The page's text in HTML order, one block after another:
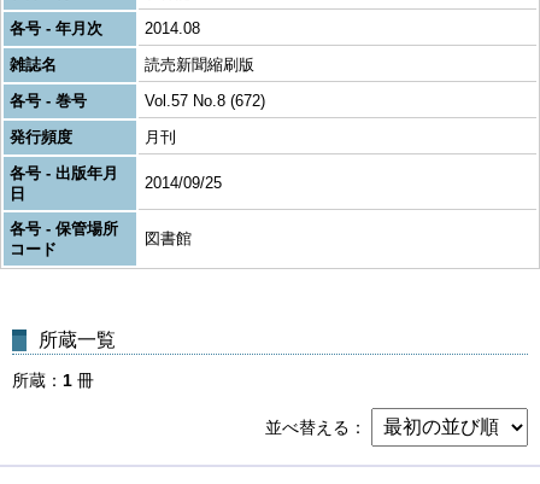
各号 - 年月次
2014.08
雑誌名
読売新聞縮刷版
各号 - 巻号
Vol.57 No.8 (672)
発行頻度
月刊
各号 - 出版年月
日
2014/09/25
各号 - 保管場所
コード
図書館
所蔵一覧
所蔵 1 冊
並べ替える